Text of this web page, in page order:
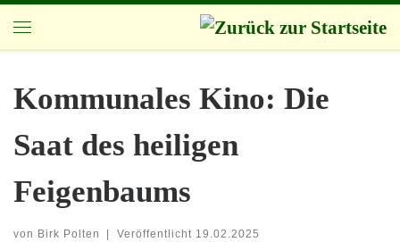
Zum Inhalt springen
Kommunales Kino: Die
Saat des heiligen
Feigenbaums
von Birk Polten | Veröffentlicht 19.02.2025